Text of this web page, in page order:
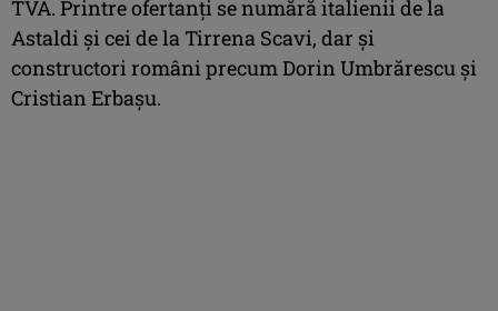
TVA. Printre ofertanţi se numără italienii de la
Astaldi şi cei de la Tirrena Scavi, dar şi
constructori români precum Dorin Umbrărescu şi
Cristian Erbaşu.